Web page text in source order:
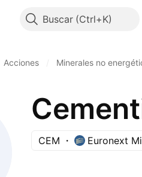
Buscar
Acciones Minerales no
CEM Euronext